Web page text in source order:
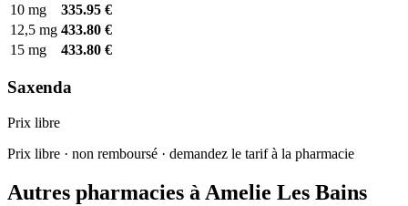
10 mg
335.95 €
12,5 mg 433.80 €
15 mg
433.80 €
Saxenda
Prix libre
Prix libre · non remboursé · demandez le tarif à la pharmacie
Autres pharmacies à Amelie Les Bains